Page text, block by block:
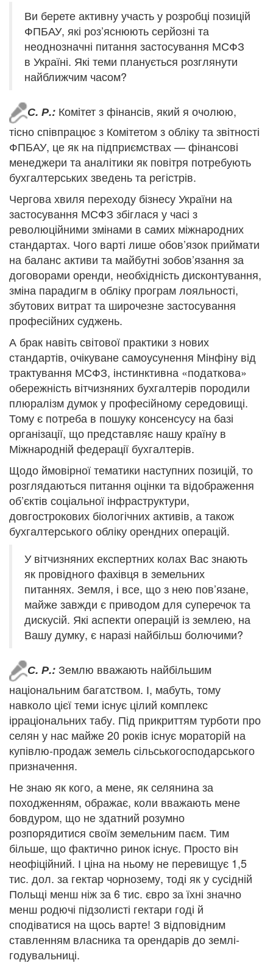
Ви берете активну участь у розробці позицій
ФПБАУ, які роз’яснюють серйозні та
неоднозначні питання застосування МСФЗ
в Україні. Які теми планується розглянути
найближчим часом?
С. Р.: Комітет з фінансів, який я очолюю,
тісно співпрацює з Комітетом з обліку та звітності
ФПБАУ, це як на підприємствах — фінансові
менеджери та аналітики як повітря потребують
бухгалтерських зведень та регістрів.
Чергова хвиля переходу бізнесу України на
застосування МСФЗ збіглася у часі з
революційними змінами в самих міжнародних
стандартах. Чого варті лише обов’язок приймати
на баланс активи та майбутні зобов’язання за
договорами оренди, необхідність дисконтування,
зміна парадигм в обліку програм лояльності,
збутових витрат та широчезне застосування
професійних суджень.
А брак навіть світової практики з нових
стандартів, очікуване самоусунення Мінфіну від
трактування МСФЗ, інстинктивна «податкова»
обережність вітчизняних бухгалтерів породили
плюралізм думок у професійному середовищі.
Тому є потреба в пошуку консенсусу на базі
організації, що представляє нашу країну в
Міжнародній федерації бухгалтерів.
Щодо ймовірної тематики наступних позицій, то
розглядаються питання оцінки та відображення
об’єктів соціальної інфраструктури,
довгострокових біологічних активів, а також
бухгалтерського обліку орендних операцій.
У вітчизняних експертних колах Вас знають
як провідного фахівця в земельних
питаннях. Земля, і все, що з нею пов’язане,
майже завжди є приводом для суперечок та
дискусій. Які аспекти операцій із землею, на
Вашу думку, є наразі найбільш болючими?
С. Р.:Землю вважають найбільшим
національним багатством. І, мабуть, тому
навколо цієї теми існує цілий комплекс
ірраціональних табу. Під прикриттям турботи про
селян у нас майже 20 років існує мораторій на
купівлю-продаж земель сільськогосподарського
призначення.
Не знаю як кого, а мене, як селянина за
походженням, ображає, коли вважають мене
бовдуром, що не здатний розумно
розпорядитися своїм земельним паєм. Тим
більше, що фактично ринок існує. Просто він
неофіційний. І ціна на ньому не перевищує 1,5
тис. дол. за гектар чорнозему, тоді як у сусідній
Польщі менш ніж за 6 тис. євро за їхні значно
менш родючі підзолисті гектари годі й
сподіватися на щось варте! З відповідним
ставленням власника та орендарів до землі-
годувальниці.